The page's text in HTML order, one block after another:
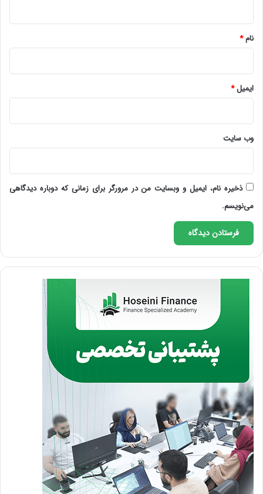
نام*
ایمیل*
وب‌ سایت
ذخیره نام، ایمیل و وبسایت من در مرورگر برای زمانی که دوباره دیدگاهی
می‌نویسم.